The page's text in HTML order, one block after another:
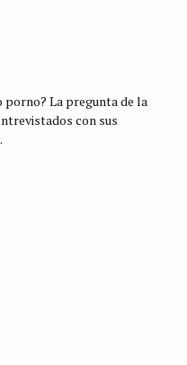
porno? La pregunta de la
con sus